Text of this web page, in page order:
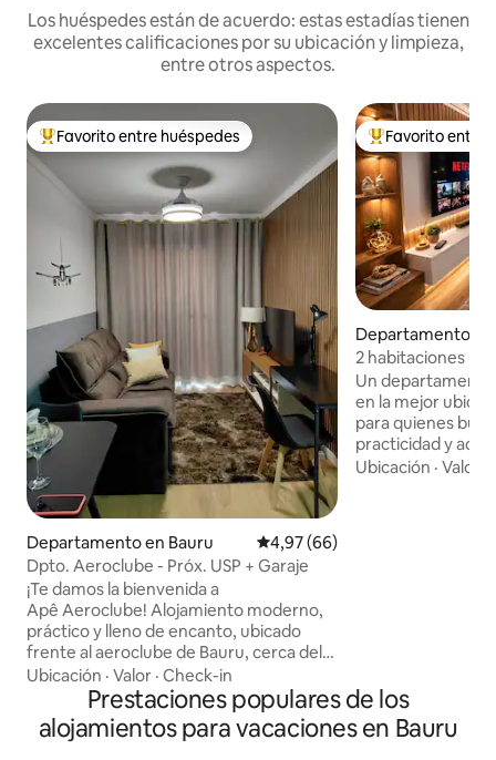
Los huéspedes están de acuerdo: estas estadías tienen
excelentes calificaciones por su ubicación y limpieza,
entre otros aspectos.
Favorito entre los huéspedes más destacados
Favorito entre huéspedes
Departamento en Bauru Calificación promedio: 4,97 de
4,97 (66)
Dpto. Aeroclube - Próx. USP + Garaje
¡Te damos la bienvenida a
Apê Aeroclube! Alojamiento moderno,
práctico y lleno de encanto, ubicado
frente al aeroclube de Bauru, cerca del
centro comercial Bauru Mall y de la USP.
Ideal para quienes buscan comodidad,
una vista privilegiada y fácil acceso a la
ciudad. El departamento tiene 1 lugar de
Ubicación · Valor · Check-in
Favorito entre
Favorito entre
Departamento en
2 habitaciones
Facultad CPO y
Un
en la mejor
para quienes
practicidad y
principales
ubicación
Ubicación ·Valor
Prestaciones populares de los
alojamientos para vacaciones en Bauru